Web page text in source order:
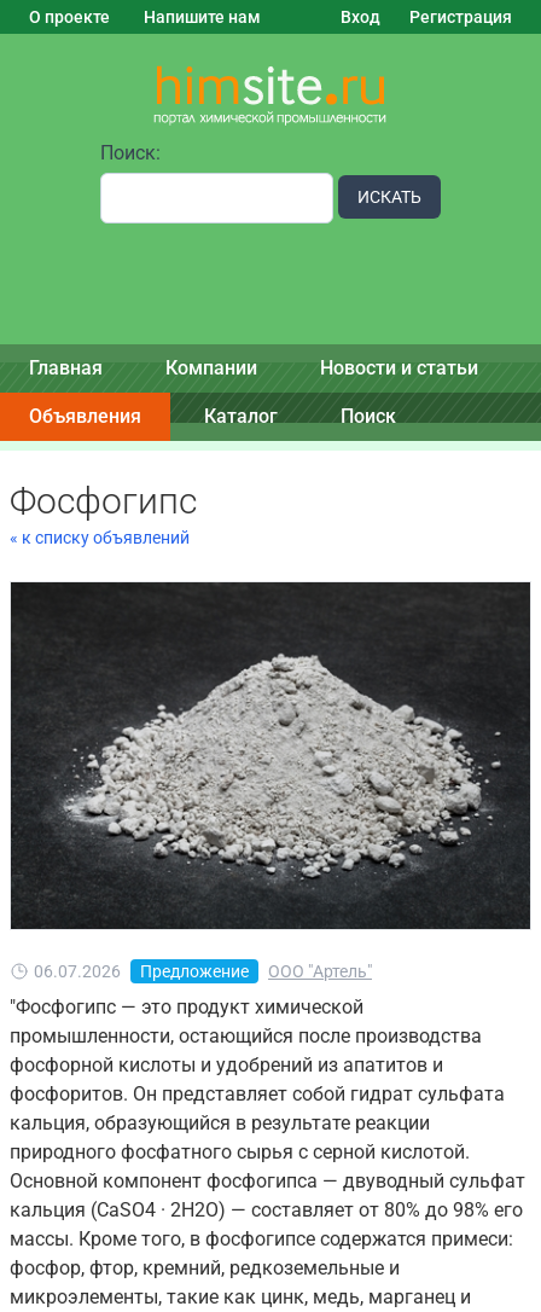
О проекте Напишите нам Вход Регистрация
Поиск:
ИСКАТЬ
Главная Компании Новости и статьи
Объявления Каталог Поиск
Фосфогипс
« к списку объявлений
06.07.2026 Предложение ООО "Артель"
"Фосфогипс — это продукт химической
промышленности, остающийся после производства
фосфорной кислоты и удобрений из апатитов и
фосфоритов. Он представляет собой гидрат сульфата
кальция, образующийся в результате реакции
природного фосфатного сырья с серной кислотой.
Основной компонент фосфогипса — двуводный сульфат
кальция (CaSO4 · 2H2O) — составляет от 80% до 98% его
массы. Кроме того, в фосфогипсе содержатся примеси:
фосфор, фтор, кремний, редкоземельные и
микроэлементы, такие как цинк, медь, марганец и